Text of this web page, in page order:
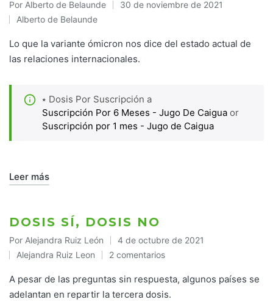
Publicado
por
Por Alberto de Belaunde 30 de noviembre de 2021
Publicado
en
Alberto de Belaunde
Lo que la variante ómicron nos dice del estado actual de
las relaciones internacionales.
⭑ Dosis Por Suscripción a
Suscripción Por 6 Meses - Jugo De Caigua or
Suscripción por 1 mes - Jugo de Caigua
Leer más
DOSIS SÍ, DOSIS NO
Publicado
por
Por Alejandra Ruiz León 4 de octubre de 2021
Publicado
en
Alejandra Ruiz Leon 2 comentarios
A pesar de las preguntas sin respuesta, algunos países se
adelantan en repartir la tercera dosis.